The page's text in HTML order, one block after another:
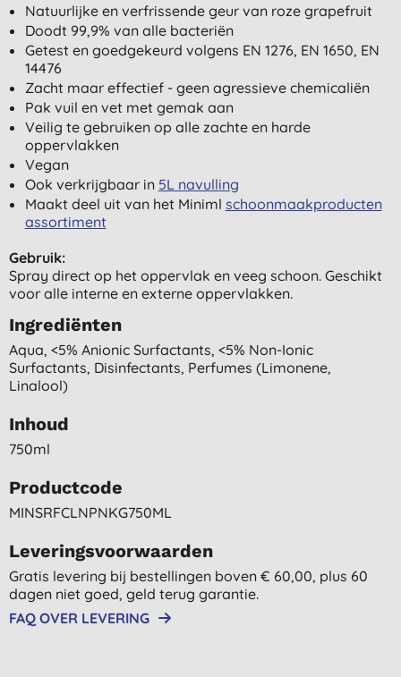
Natuurlijke en verfrissende geur van roze grapefruit
Doodt 99,9% van alle bacteriën
Getest en goedgekeurd volgens EN 1276, EN 1650, EN
14476
Zacht maar effectief - geen agressieve chemicaliën
Pak vuil en vet met gemak aan
Veilig te gebruiken op alle zachte en harde
oppervlakken
Vegan
Ook verkrijgbaar in 5L navulling
Maakt deel uit van het Miniml schoonmaakproducten
assortiment
Gebruik:
Spray direct op het oppervlak en veeg schoon. Geschikt
voor alle interne en externe oppervlakken.
Ingrediënten
Aqua, <5% Anionic Surfactants, <5% Non-Ionic
Surfactants, Disinfectants, Perfumes (limonene,
Linalool)
Inhoud
750ml
Productcode
MINSRFCLNPNKG750ML
Leveringsvoorwaarden
Gratis levering bij bestellingen boven € 60,00, plus 60
dagen niet goed, geld terug garantie.
FAQ OVER LEVERING